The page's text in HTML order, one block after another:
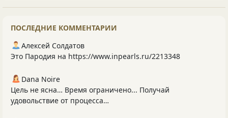
ПОСЛЕДНИЕ КОММЕНТАРИИ
Алексей Солдатов
Это Пародия на https://www.inpearls.ru/2213348
Dana Noire
Цель не ясна… Время ограничено... Получай
удовольствие от процесса…